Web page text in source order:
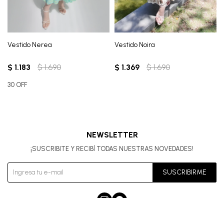
Vestido Nerea
$ 1.183 $ 1.690
30 OFF
Vestido Noira
$ 1.369 $ 1.690
NEWSLETTER
¡SUSCRIBITE Y RECIBÍ TODAS NUESTRAS NOVEDADES!
SUSCRIBIRME